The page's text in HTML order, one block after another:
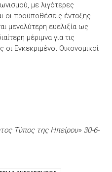
με λιγότερες
οι προϋποθέσεις ένταξης
μεγαλύτερη ευελιξία ως
μέριμνα για τις
Εγκεκριμένοι Οικονομικοί
Τύπος της Ηπείρου» 30-6-